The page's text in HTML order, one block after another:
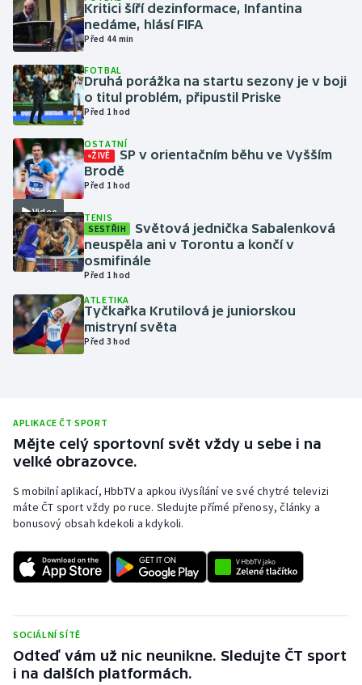
Jezdectví
Judo
Krasobruslení
Lyže a snowboard
Moderní pětiboj
Motorsport
Parasport
Ragby
Rychlobruslení
Rychlostní kanoistika
Short track
Stolní tenis
Triatlon
Kritici šíří dezinformace, Infantina
nedáme, hlásí FIFA
Před 44 min
FOTBAL
Druhá porážka na startu sezony je v boji
o titul problém, připustil Priske
Před 1 hod
Video
OSTATNÍ
ŽIVĚ
SP v orientačním běhu ve Vyšším
Brodě
Před 1 hod
TENIS
SESTŘIH
Světová jednička Sabalenková
neuspěla ani v Torontu a končí v
osmifinále
Před 1 hod
ATLETIKA
Tyčkařka Krutilová je juniorskou
mistryní světa
Před 3 hod
APLIKACE ČT SPORT
Mějte celý sportovní svět vždy u sebe i na
velké obrazovce.
S mobilní aplikací, HbbTV a apkou iVysílání ve své chytré televizi
máte ČT sport vždy po ruce. Sledujte přímé přenosy, články a
bonusový obsah kdekoli a kdykoli.
SOCIÁLNÍ SÍTĚ
Odteď vám už nic neunikne. Sledujte ČT sport
i na dalších platformách.